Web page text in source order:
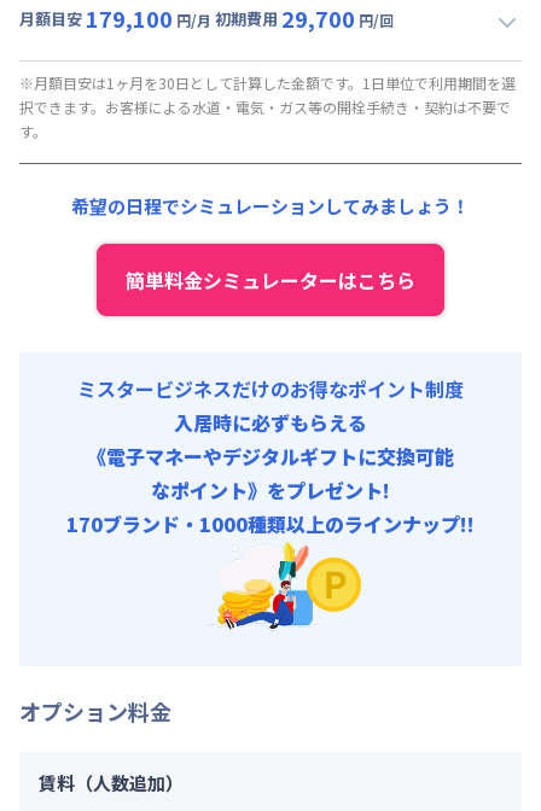
光熱費他 : 21,000円/月 (700円/日) (税抜)
月額目安 179,100 円/月 初期費用 29,700 円/回
月額賃料目安(30日利用)
賃料 : 156,000円/月 (5,200円/日)
光熱費他 :
※月額目安は1ヶ月を30日として計算した金額です。1日単位で利用期間を選
択できます。お客様による水道・電気・ガス等の開栓手続き・契約は不要で
す。
希望の日程でシミュレーションしてみましょう！
簡単料金シミュレーターはこちら
ミスタービジネスだけのお得なポイント制度
入居時に必ずもらえる
《電子マネーやデジタルギフトに交換可能
なポイント》をプレゼント!
170ブランド・1000種類以上のラインナップ!!
オプション料金
賃料（人数追加）